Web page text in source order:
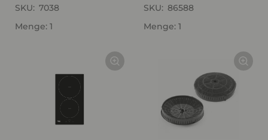
SKU: 7038
Menge: 1
SKU: 86588
Menge: 1